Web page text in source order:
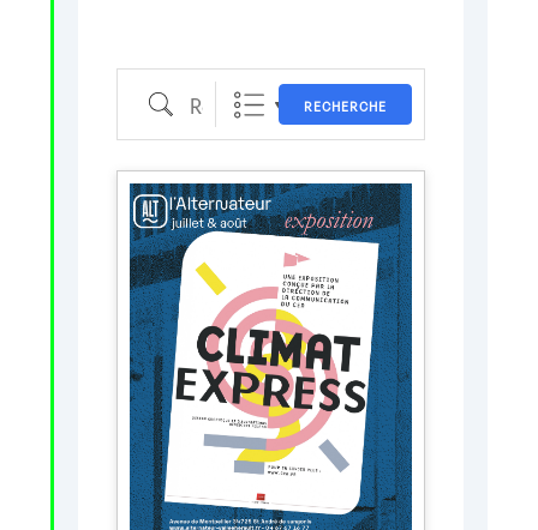
Recherche RECHERCHE